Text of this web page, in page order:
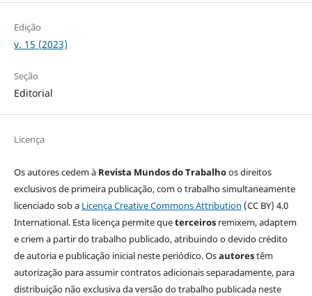
Edição
v. 15 (2023)
Seção
Editorial
Licença
Os autores cedem à Revista Mundos do Trabalhoos direitos
exclusivos de primeira publicação, com o trabalho simultaneamente
licenciado sob a Licença Creative Commons Attribution (CC BY) 4.0
International. Esta licença permite queterceirosremixem, adaptem
e criem a partir do trabalho publicado, atribuindo o devido crédito
de autoria e publicação inicial neste periódico. Osautorestêm
autorização para assumir contratos adicionais separadamente, para
distribuição não exclusiva da versão do trabalho publicada neste